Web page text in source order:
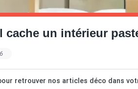
cache un intérieur
retrouver nos articles déco dans